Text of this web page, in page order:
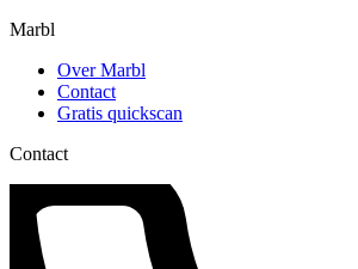
Marbl
Over Marbl
Contact
Gratis quickscan
Contact